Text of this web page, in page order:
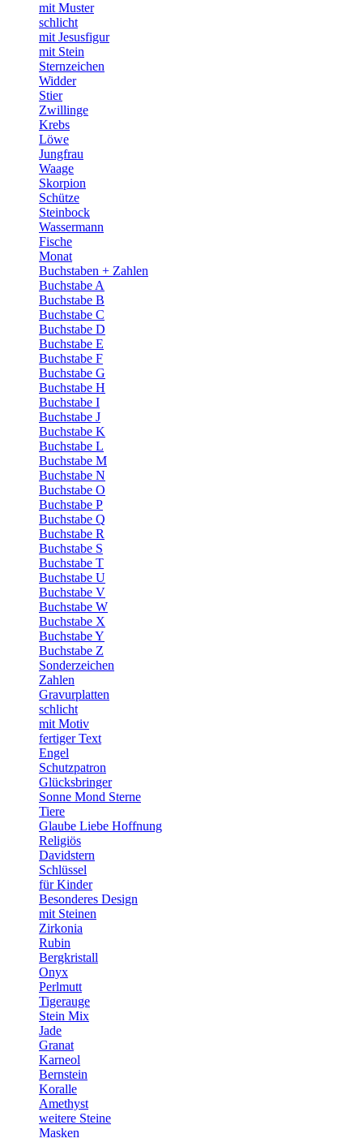
mit Muster
schlicht
mit Jesusfigur
mit Stein
Sternzeichen
Widder
Stier
Zwillinge
Krebs
Löwe
Jungfrau
Waage
Skorpion
Schütze
Steinbock
Wassermann
Fische
Monat
Buchstaben + Zahlen
Buchstabe A
Buchstabe B
Buchstabe C
Buchstabe D
Buchstabe E
Buchstabe F
Buchstabe G
Buchstabe H
Buchstabe I
Buchstabe J
Buchstabe K
Buchstabe L
Buchstabe M
Buchstabe N
Buchstabe O
Buchstabe P
Buchstabe Q
Buchstabe R
Buchstabe S
Buchstabe T
Buchstabe U
Buchstabe V
Buchstabe W
Buchstabe X
Buchstabe Y
Buchstabe Z
Sonderzeichen
Zahlen
Gravurplatten
schlicht
mit Motiv
fertiger Text
Engel
Schutzpatron
Glücksbringer
Sonne Mond Sterne
Tiere
Glaube Liebe Hoffnung
Religiös
Davidstern
Schlüssel
für Kinder
Besonderes Design
mit Steinen
Zirkonia
Rubin
Bergkristall
Onyx
Perlmutt
Tigerauge
Stein Mix
Jade
Granat
Karneol
Bernstein
Koralle
Amethyst
weitere Steine
Masken